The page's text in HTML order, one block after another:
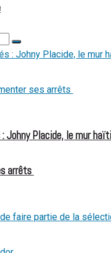
Johny Placide, le mur
arrêts